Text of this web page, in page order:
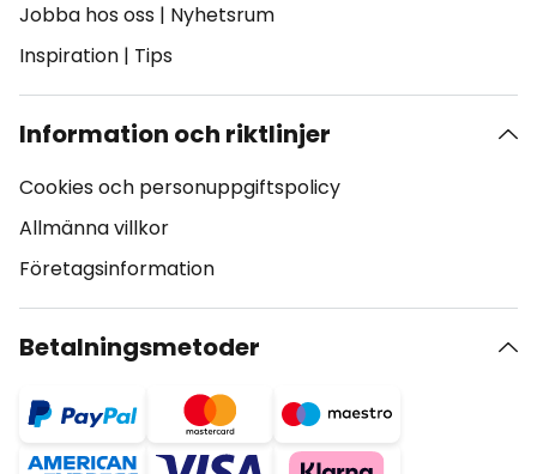
Jobba hos oss | Nyhetsrum
Inspiration | Tips
Information och riktlinjer
Cookies och personuppgiftspolicy
Allmänna villkor
Företagsinformation
Betalningsmetoder